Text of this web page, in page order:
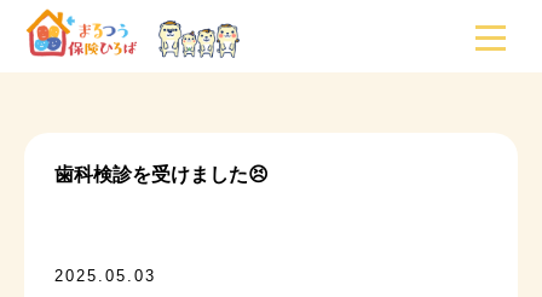
歯科検診を受けました😣
2025.05.03